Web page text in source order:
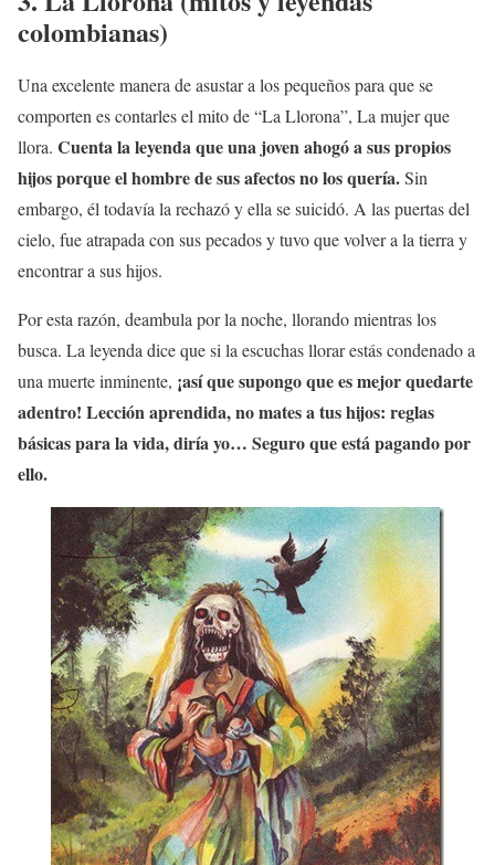
colombianas)
Una excelente manera de asustar a los pequeños para que se
comporten es contarles el mito de “La Llorona”, La mujer que
llora. Cuenta la leyenda que una joven ahogó a sus propios
hijos porque el hombre de sus afectos no los quería.Sin
embargo, él todavía la rechazó y ella se suicidó. A las puertas del
cielo, fue atrapada con sus pecados y tuvo que volver a la tierra y
encontrar a sus hijos.
Por esta razón, deambula por la noche, llorando mientras los
busca. La leyenda dice que si la escuchas llorar estás condenado a
una muerte inminente, ¡así que supongo que es mejor quedarte
adentro! Lección aprendida, no mates a tus hijos: reglas
básicas para la vida, diría yo… Seguro que está pagando por
ello.